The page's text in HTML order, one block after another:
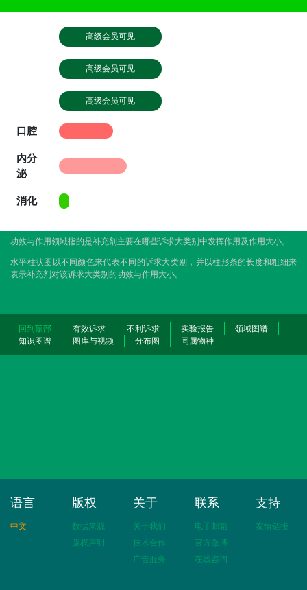
高级会员可见
高级会员可见
高级会员可见
口腔
内分
泌
消化
功效与作用领域指的是补充剂主要在哪些诉求大类别中发挥作用及作用大小。
水平柱状图以不同颜色来代表不同的诉求大类别，并以柱形条的长度和粗细来
表示补充剂对该诉求大类别的功效与作用大小。
回到顶部 有效诉求 不利诉求 实验报告
领域图谱
知识图谱
图库与视频 分布图 同属物种
语言
中文
版权
数据来源
版权声明
关于
关于我们
技术合作
广告服务
联系
电子邮箱
官方微博
在线咨询
支持
友情链接